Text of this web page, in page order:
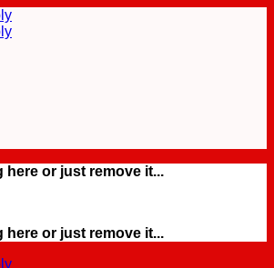
here or just remove it...
here or just remove it...